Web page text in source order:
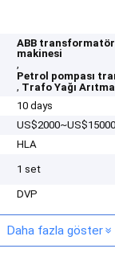
ABB transformatör
makinesi
,
Petrol pompası
, Trafo Yağı
10 days
US$2000~US$15000
HLA
1 set
DVP
Daha fazla göster